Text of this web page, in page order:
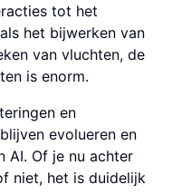
tot het
het bijwerken van
van vluchten, de
is enorm.
en
evolueren en
AI. Of je nu achter
niet, het is duidelijk